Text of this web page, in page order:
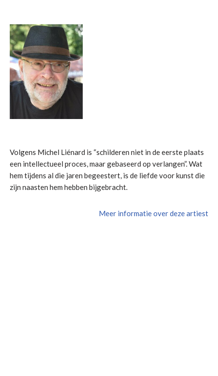
Volgens Michel Liénard is “schilderen niet in de eerste plaats
een intellectueel proces, maar gebaseerd op verlangen”. Wat
hem tijdens al die jaren begeestert, is de liefde voor kunst die
zijn naasten hem hebben bijgebracht.
Meer informatie over deze artiest